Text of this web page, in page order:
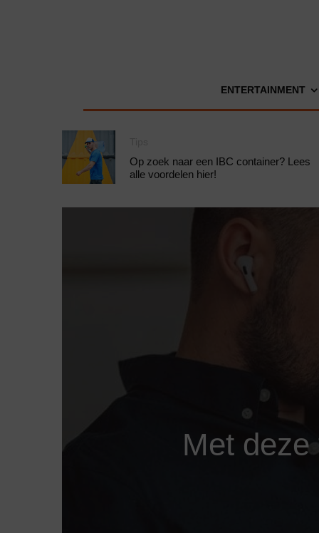
ENTERTAINMENT
Op zoek naar een IBC container? Lees
alle voordelen hier!
Met